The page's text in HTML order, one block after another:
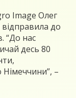
Image Олег
до
“До нас
десь 80
Німеччини”, –